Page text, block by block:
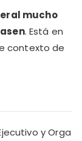
mucho
. Está en
contexto de
y Orga